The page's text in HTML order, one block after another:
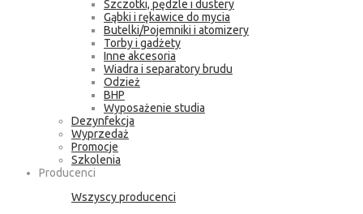
Szczotki, pędzle i dustery
Gąbki i rękawice do mycia
Butelki/Pojemniki i atomizery
Torby i gadżety
Inne akcesoria
Wiadra i separatory brudu
Odzież
BHP
Wyposażenie studia
Dezynfekcja
Wyprzedaż
Promocje
Szkolenia
Producenci
Wszyscy producenci